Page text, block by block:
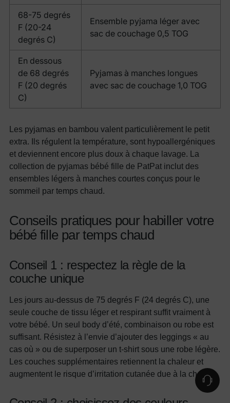
68-75 degrés
F (20-24
degrés C)
Ensemble pyjama léger avec
sac de couchage 0,5 TOG
En dessous
de 68 degrés
F (20 degrés
C)
Pyjamas à manches longues
avec sac de couchage 1,0 TOG
Les pyjamas en bambou valent particulièrement le petit
extra. Ils régulent la température, sont hypoallergéniques
et deviennent encore plus doux à chaque lavage. La
collection de pyjamas bébé fille de PatPat inclut des
ensembles légers à manches courtes conçus pour le
sommeil par temps chaud.
Conseils pratiques pour habiller votre
bébé fille par temps chaud
Conseil 1 : respectez la règle de la
couche unique
Les jours au-dessus de 75 degrés F (24 degrés C), une
seule couche de tissu léger et respirant suffit vraiment à
votre bébé. Un seul body d’été, combinaison ou robe est
suffisant. Résistez à l’envie d’ajouter des leggings « au
cas où » ou de superposer un t-shirt sous une robe légère.
Les couches supplémentaires retiennent la chaleur et
augmentent le risque d’irritation cutanée due à la chaleur.